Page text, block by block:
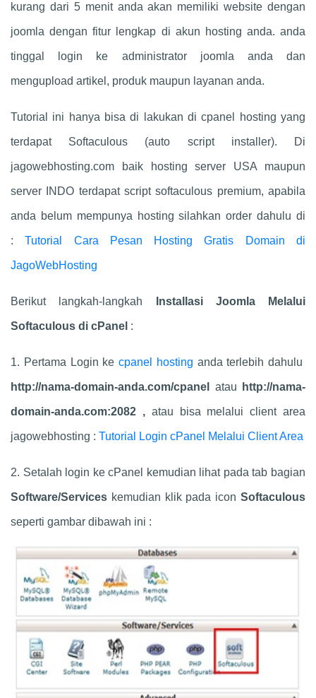
kurang dari 5 menit anda akan memiliki website dengan
joomla dengan fitur lengkap di akun hosting anda. anda
tinggal login ke administrator joomla anda dan
mengupload artikel, produk maupun layanan anda.
Tutorial ini hanya bisa di lakukan di cpanel hosting yang
terdapat Softaculous (auto script installer). Di
jagowebhosting.com baik hosting server USA maupun
server INDO terdapat script softaculous premium, apabila
anda belum mempunya hosting silahkan order dahulu di
:Tutorial Cara Pesan Hosting Gratis Domain di
JagoWebHosting
Berikut langkah-langkah Installasi Joomla Melalui
Softaculous di cPanel :
1. Pertama Login ke cpanel hosting anda terlebih dahulu
http://nama-domain-anda.com/cpanel atau http://nama-
domain-anda.com:2082 , atau bisa melalui client area
jagowebhosting : Tutorial Login cPanel Melalui Client Area
2. Setalah login ke cPanel kemudian lihat pada tab bagian
Software/Services kemudian klik pada icon Softaculous
seperti gambar dibawah ini :